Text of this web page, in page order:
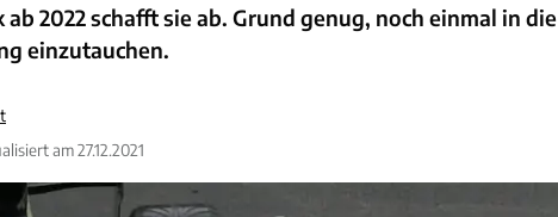
ab 2022 schafft sie ab. Grund genug, noch einmal in die
einzutauchen.
am 27.12.2021